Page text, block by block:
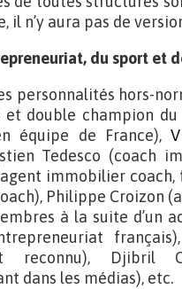
il n’y aura pas de
du sport et
personnalités hors-
double champion du
équipe de France),
Tedesco (coach
immobilier
Philippe Croizon
à la suite d’un
reconnu), Djibril
dans les médias), etc.